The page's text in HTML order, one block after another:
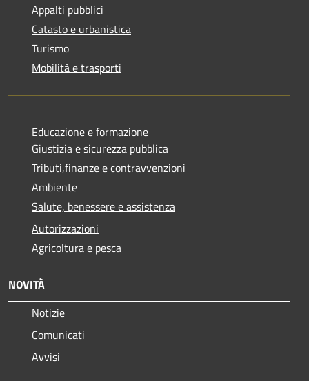
Appalti pubblici
Catasto e urbanistica
Turismo
Mobilità e trasporti
Educazione e formazione
Giustizia e sicurezza pubblica
Tributi,finanze e contravvenzioni
Ambiente
Salute, benessere e assistenza
Autorizzazioni
Agricoltura e pesca
NOVITÀ
Notizie
Comunicati
Avvisi